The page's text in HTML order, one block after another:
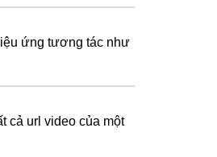
ứng tương tác như
cả url video của một